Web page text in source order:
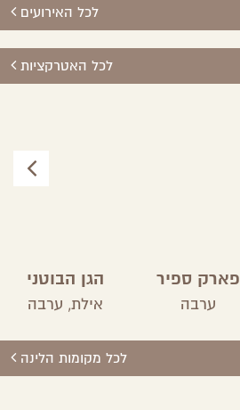
לכל האירועים
לכל האטרקציות
פארק ספיר
ערבה
הגן הבוטני
אילתאילת, ערבה
לכל מקומות הלינה